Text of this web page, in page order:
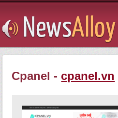
Cpanel - cpanel.vn